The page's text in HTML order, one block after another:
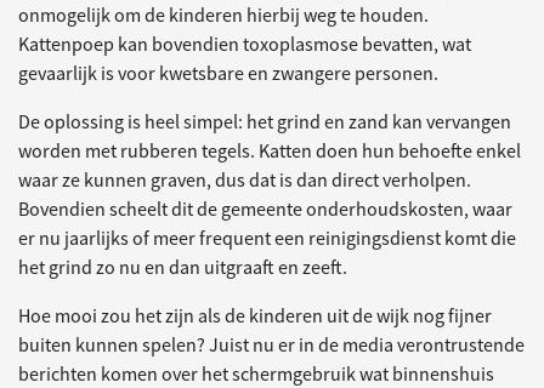
onmogelijk om de kinderen hierbij weg te houden.
Kattenpoep kan bovendien toxoplasmose bevatten, wat
gevaarlijk is voor kwetsbare en zwangere personen.
De oplossing is heel simpel: het grind en zand kan vervangen
worden met rubberen tegels. Katten doen hun behoefte enkel
waar ze kunnen graven, dus dat is dan direct verholpen.
Bovendien scheelt dit de gemeente onderhoudskosten, waar
er nu jaarlijks of meer frequent een reinigingsdienst komt die
het grind zo nu en dan uitgraaft en zeeft.
Hoe mooi zou het zijn als de kinderen uit de wijk nog fijner
buiten kunnen spelen? Juist nu er in de media verontrustende
berichten komen over het schermgebruik wat binnenshuis